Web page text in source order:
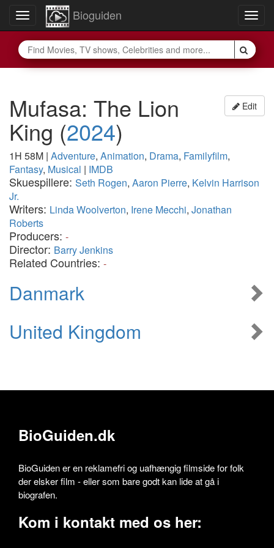
Toggle
navigation
Bioguiden
Edit
Mufasa: The Lion
King (2024)
1H 58M | Adventure, Animation, Drama, Familyfilm,
Fantasy, Musical | IMDB
Skuespillere: Seth Rogen, Aaron Pierre, Kelvin Harrison
Jr.
Writers: Linda Woolverton, Irene Mecchi, Jonathan
Roberts
Producers: -
Director: Barry Jenkins
Related Countries: -
Danmark
United Kingdom
BioGuiden.dk
BioGuiden er en reklamefri og uafhængig filmside for folk
der elsker film - eller som bare godt kan lide at gå i
biografen.
Kom i kontakt med os her: